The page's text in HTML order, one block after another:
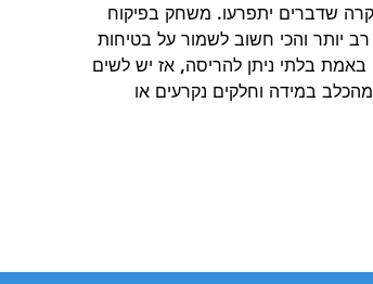
שדברים יתפרעו. משחק בפיקוח
רב יותר והכי חשוב לשמור על בטיחות
בלתי ניתן להריסה, אז יש לשים
במידה וחלקים נקרעים או